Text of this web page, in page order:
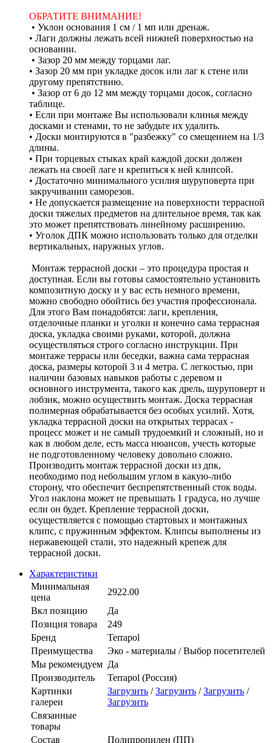
ОБРАТИТЕ ВНИМАНИЕ!
• Уклон основания 1 см / 1 мп или дренаж.
• Лаги должны лежать всей нижней поверхностью на
основании.
• Зазор 20 мм между торцами лаг.
• Зазор 20 мм при укладке досок или лаг к стене или
другому препятствию.
• Зазор от 6 до 12 мм между торцами досок, согласно
таблице.
• Если при монтаже Вы использовали клинья между
досками и стенами, то не забудьте их удалить.
• Доски монтируются в "разбежку" со смещением на 1/3
длины.
• При торцевых стыках край каждой доски должен
лежать на своей лаге и крепиться к ней клипсой.
• Достаточно минимального усилия шуруповерта при
закручивании саморезов.
• Не допускается размещение на поверхности террасной
доски тяжелых предметов на длительное время, так как
это может препятствовать линейному расширению.
• Уголок ДПК можно использовать только для отделки
вертикальных, наружных углов.
Монтаж террасной доски – это процедура простая и
доступная. Если вы готовы самостоятельно установить
композитную доску и у вас есть немного времени,
можно свободно обойтись без участия профессионала.
Для этого Вам понадобятся: лаги, крепления,
отделочные планки и уголки и конечно сама террасная
доска, укладка своими руками, которой, должна
осуществляться строго согласно инструкции. При
монтаже террасы или беседки, важна сама террасная
доска, размеры которой 3 и 4 метра. С легкостью, при
наличии базовых навыков работы с деревом и
основного инструмента, такого как дрель, шуруповерт и
лобзик, можно осуществить монтаж. Доска террасная
полимерная обрабатывается без особых усилий. Хотя,
укладка террасной доски на открытых террасах -
процесс может и не самый трудоемкий и сложный, но и
как в любом деле, есть масса нюансов, учесть которые
не подготовленному человеку довольно сложно.
Производить монтаж террасной доски из дпк,
необходимо под небольшим углом в какую-либо
сторону, что обеспечит беспрепятственный сток воды.
Угол наклона может не превышать 1 градуса, но лучше
если он будет. Крепление террасной доски,
осуществляется с помощью стартовых и монтажных
клипс, с пружинным эффектом. Клипсы выполнены из
нержавеющей стали, это надежный крепеж для
террасной доски.
Характеристики
Минимальная
цена
2922.00
Вкл позицию
Да
Позиция товара
249
Бренд
Terrapol
Преимущества
Эко - материалы / Выбор посетителей
Мы рекомендуем Да
Производитель
Terrapol (Россия)
Картинки
галереи
Загрузить /Загрузить /Загрузить /
Загрузить
Связанные
товары
Состав
Полипропилен (ПП)